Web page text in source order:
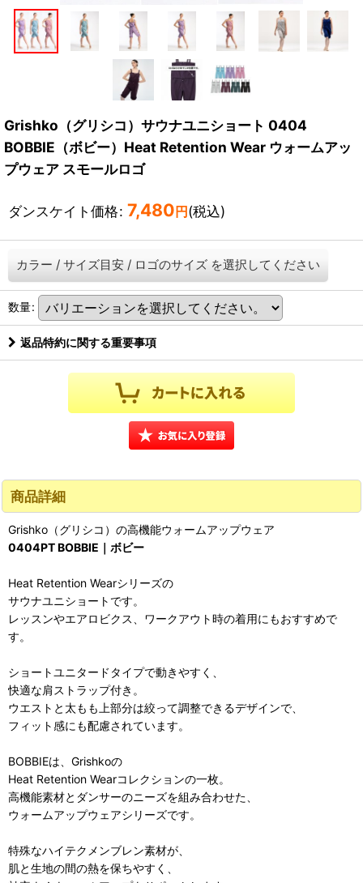
Grishko（グリシコ）サウナユニショート 0404
BOBBIE（ボビー）Heat Retention Wear ウォームアッ
プウェア スモールロゴ
ダンスケイト価格: 7,480 円 (税込)
カラー / サイズ目安 / ロゴのサイズ を選択してください
数量:
返品特約に関する重要事項
商品詳細
Grishko（グリシコ）の高機能ウォームアップウェア
0404PT BOBBIE｜ボビー
Heat Retention Wearシリーズの
サウナユニショートです。
レッスンやエアロビクス、ワークアウト時の着用にもおすすめで
す。
ショートユニタードタイプで動きやすく、
快適な肩ストラップ付き。
ウエストと太もも上部分は絞って調整できるデザインで、
フィット感にも配慮されています。
BOBBIEは、Grishkoの
Heat Retention Wearコレクションの一枚。
高機能素材とダンサーのニーズを組み合わせた、
ウォームアップウェアシリーズです。
特殊なハイテクメンブレン素材が、
肌と生地の間の熱を保ちやすく、